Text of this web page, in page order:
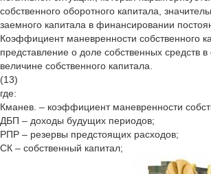
собственного оборотного капитала,
заемного капитала в финансировании
Коэффициент маневренности собственного
представление о доле собственных средств
величине собственного капитала.
(13)
где:
Кманев. – коэффициент маневренности
ДБП – доходы будущих периодов;
РПР – резервы предстоящих расходов;
СК – собственный капитал;